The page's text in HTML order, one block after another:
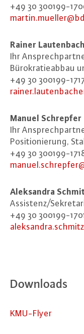
+49 30 300199-
Rainer
Ihr
Bü­ro­kra­tie­ab­bau
+49 30 300199-
Manuel Schrepfer
Ihr
Po­si­tio­nie­rung,
+49 30 300199-
Aleksan­dra
Assistenz/
+49 30 300199-
Downloads
KMU-Flyer